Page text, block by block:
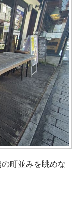
町並みを眺めな